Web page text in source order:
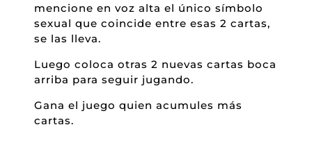
mencione en voz alta el único símbolo
sexual que coincide entre esas 2 cartas,
se las lleva.
Luego coloca otras 2 nuevas cartas boca
arriba para seguir jugando.
Gana el juego quien acumules más
cartas.